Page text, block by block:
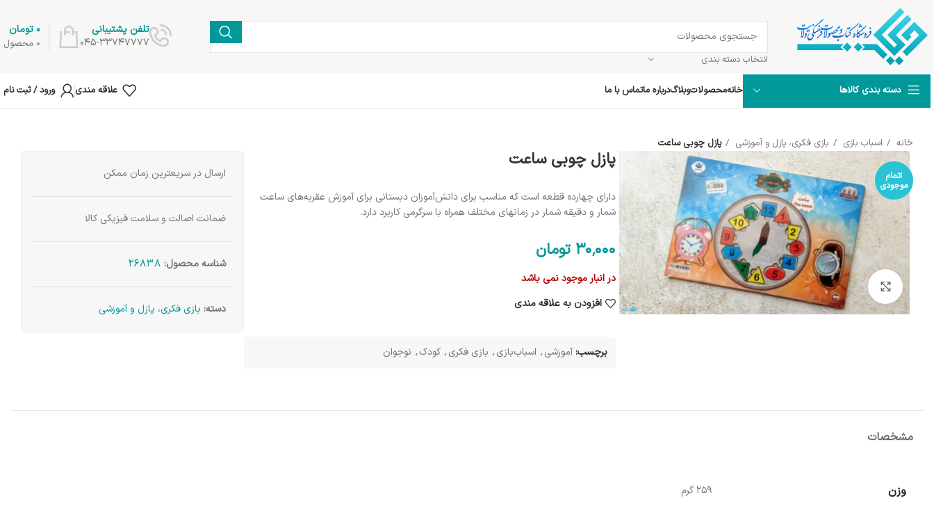
انتخاب دسته بندی
تلفن پشتیبانی
045-33747777
0 محصول
0 تومان
دسته بندی کالاها خانهمحصولاتوبلاگدرباره ماتماس با ما علاقه مندی ورود / ثبت نام
خانه اسباب بازی بازی فکری، پازل و آموزشی پازل چوبی ساعت
اتمام
موجودی
بزرگنمایی تصویر
پازل چوبی ساعت
دارای چهارده قطعه است که مناسب برای دانش‌آموزان دبستانی برای آموزش عقربه‌های ساعت
شمار و دقیقه شمار در زمانهای مختلف همراه با سرگرمی کاربرد دارد.
30٬000 تومان
در انبار موجود نمی باشد
افزودن به علاقه مندی
برچسب:آموزشی, اسباب‌بازی, بازی فکری, کودک, نوجوان
ارسال در سریعترین زمان ممکن
ضمانت اصالت و سلامت فیزیکی کالا
شناسه محصول: 26838
دسته: بازی فکری، پازل و آموزشی
مشخصات
وزن 259 گرم